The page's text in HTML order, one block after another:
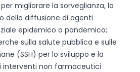
migliorare la sorveglianza, la
della diffusione di agenti
epidemico o pandemico;
sulla salute pubblica e sulle
(SSH) per lo sviluppo e la
interventi non farmaceutici